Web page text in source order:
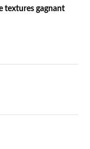
textures gagnant